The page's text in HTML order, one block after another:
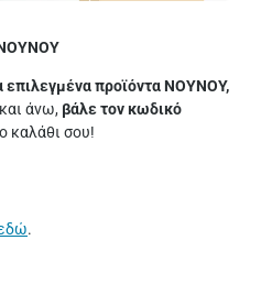
ΝΟΥΝΟΥ
επιλεγμένα προϊόντα NOYNOY,
άνω, βάλε τον κωδικό
καλάθι σου!
.